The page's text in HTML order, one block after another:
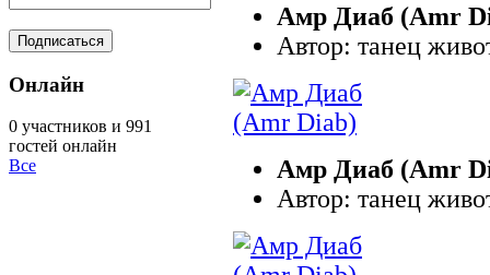
Амр Диаб (Amr
Автор: танец
Амр Диаб (Amr
Автор: танец
Онлайн
0 участников и 991
гостей онлайн
Все